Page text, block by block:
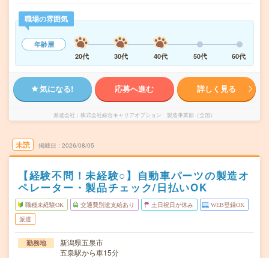
職場の雰囲気
年齢層
20代
30代 40代 50代 60代
気になる! 応募へ進む 詳しく見る
派遣会社 株式会社綜合キャリアオプション 製造事業部（全国）
未読 掲載日 2026/08/05
【経験不問！未経験○】自動車パーツの製造オ
ペレーター・製品チェック/日払いOK
職種未経験OK 交通費別途支給あり 土日祝日が休み WEB登録OK
派遣
勤務地
新潟県五泉市
五泉駅から車15分